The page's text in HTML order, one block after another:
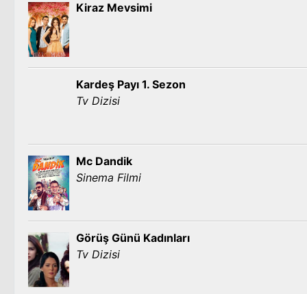
Kiraz Mevsimi
Kardeş Payı 1. Sezon
Tv Dizisi
Mc Dandik
Sinema Filmi
Görüş Günü Kadınları
Tv Dizisi